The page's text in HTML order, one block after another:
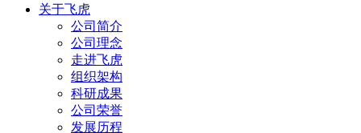
关于飞虎
公司简介
公司理念
走进飞虎
组织架构
科研成果
公司荣誉
发展历程